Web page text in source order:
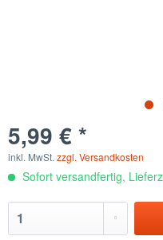
5,99 € *
inkl. MwSt. zzgl. Versandkosten
Sofort versandfertig,